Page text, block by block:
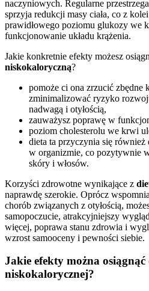
naczyniowych. Regularne
sprzyja redukcji masy ciała, co z
prawidłowego poziomu glukozy we
funkcjonowanie układu krążenia.
Jakie konkretnie efekty możesz
niskokaloryczną?
pomoże ci ona zrzucić zbędne
zminimalizować ryzyko
nadwagą i otyłością,
zauważysz poprawę w
poziom cholesterolu we krwi
dieta ta przyczynia się
w organizmie, co pozytywnie
skóry i włosów.
Korzyści zdrowotne wynikające z
naprawdę szerokie. Oprócz
chorób związanych z otyłością,
samopoczucie, atrakcyjniejszy
więcej, poprawa stanu zdrowia i
wzrost samooceny i pewności siebie.
Jakie efekty można osiągnąć
niskokalorycznej?